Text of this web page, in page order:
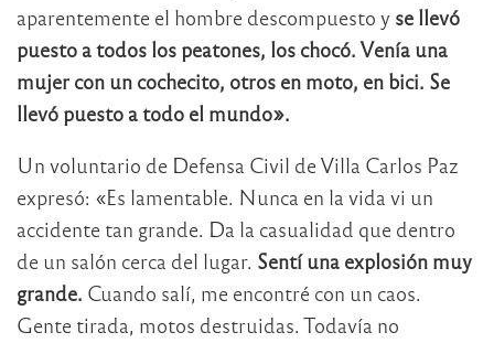
aparentemente el hombre descompuesto y se llevó
puesto a todos los peatones, los chocó. Venía una
mujer con un cochecito, otros en moto, en bici. Se
llevó puesto a todo el mundo».
Un voluntario de Defensa Civil de Villa Carlos Paz
expresó: «Es lamentable. Nunca en la vida vi un
accidente tan grande. Da la casualidad que dentro
de un salón cerca del lugar. Sentí una explosión muy
grande. Cuando salí, me encontré con un caos.
Gente tirada, motos destruidas. Todavía no